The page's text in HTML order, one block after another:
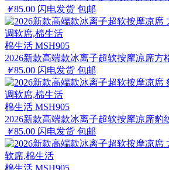
￥85.00 闪电发货 包邮
棉生活 MSH905
2026新款高端款冰离子超软按摩凉席方
￥85.00 闪电发货 包邮
棉生活 MSH905
2026新款高端款冰离子超软按摩凉席豹
￥85.00 闪电发货 包邮
棉生活 MSH905